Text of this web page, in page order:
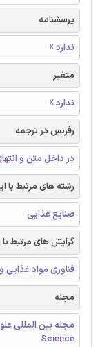
پرسشنامه
ندارد ☓
متغیر
ندارد ☓
رفرنس در ترجمه
در داخل متن و
رشته های مرتبط با
صنایع غذایی
گرایش های مرتبط با
فناوری مواد غذایی
مجله
Science